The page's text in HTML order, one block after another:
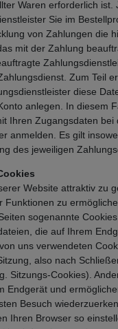
Waren erforderlich ist.
Sie im
von Zahlungen die
mit der Zahlung
Zum Teil
diese
anlegen. In diesem
Ihren Zugangsdaten bei
anmelden. Es gilt
des jeweiligen
Website attraktiv zu
Funktionen zu
sogenannte
die auf Ihrem
uns verwendeten
also nach
Sitzungs-Cookies).
Endgerät und
Besuch
Ihren Browser so